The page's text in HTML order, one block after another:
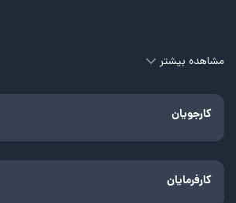
مشاهده بیشتر
کارجویان
کارفرمایان